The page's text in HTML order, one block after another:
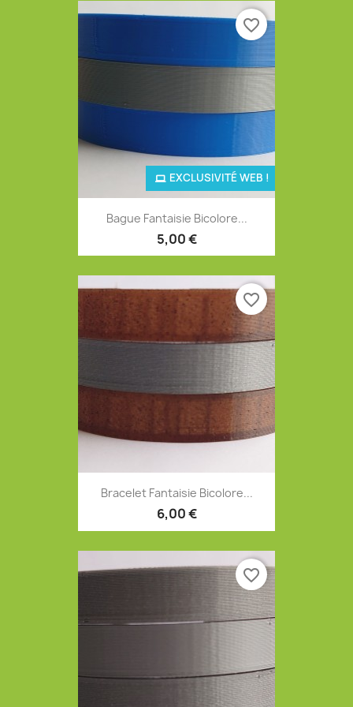
Bague Fantaisie Bicolore...
5,00 €
EXCLUSIVITÉ WEB !
favorite_border
Bracelet Fantaisie Bicolore...
6,00 €
favorite_border
favorite_border